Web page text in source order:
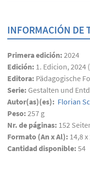
INFORMACIÓN DE
Primera edición: 2024
Edición: 1. Edicion, 2024
Editora: Pädagogische
Serie: Gestalten und
Autor(as)(es): Florian
Peso: 257 g
Nr. de páginas: 152
Formato (An x Al): 14,8
Cantidad disponible: 54